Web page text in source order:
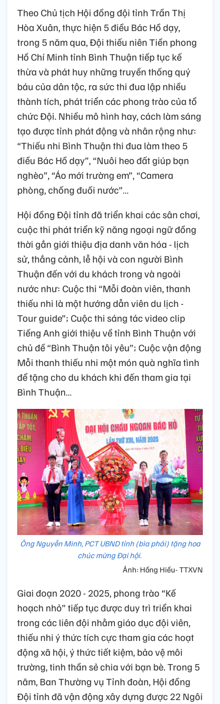
Theo Chủ tịch Hội đồng đội tỉnh Trần Thị
Hòa Xuân, thực hiện 5 điều Bác Hồ dạy,
trong 5 năm qua, Đội thiếu niên Tiền phong
Hồ Chí Minh tỉnh Bình Thuận tiếp tục kế
thừa và phát huy những truyền thống quý
báu của dân tộc, ra sức thi đua lập nhiều
thành tích, phát triển các phong trào của tổ
chức Đội. Nhiều mô hình hay, cách làm sáng
tạo được tỉnh phát động và nhân rộng như:
“Thiếu nhi Bình Thuận thi đua làm theo 5
điều Bác Hồ dạy”, “Nuôi heo đất giúp bạn
nghèo”, “Áo mới trường em”, “Camera
phòng, chống đuối nước”…
Hội đồng Đội tỉnh đã triển khai các sân chơi,
cuộc thi phát triển kỹ năng ngoại ngữ đồng
thời gắn giới thiệu địa danh văn hóa - lịch
sử, thắng cảnh, lễ hội và con người Bình
Thuận đến với du khách trong và ngoài
nước như: Cuộc thi “Mỗi đoàn viên, thanh
thiếu nhi là một hướng dẫn viên du lịch -
Tour guide”; Cuộc thi sáng tác video clip
Tiếng Anh giới thiệu về tỉnh Bình Thuận với
chủ đề “Bình Thuận tôi yêu”; Cuộc vận động
Mỗi thanh thiếu nhi một món quà nghĩa tình
để tặng cho du khách khi đến tham gia tại
Bình Thuận…
Ông Nguyễn Minh, PCT UBND tỉnh (bìa phải) tặng hoa
chúc mừng Đại hội.
Ảnh: Hồng Hiếu- TTXVN
Giai đoạn 2020 - 2025, phong trào “Kế
hoạch nhỏ” tiếp tục được duy trì triển khai
trong các liên đội nhằm giáo dục đội viên,
thiếu nhi ý thức tích cực tham gia các hoạt
động xã hội, ý thức tiết kiệm, bảo vệ môi
trường, tinh thần sẻ chia với bạn bè. Trong 5
năm, Ban Thường vụ Tỉnh đoàn, Hội đồng
Đội tỉnh đã vận động xây dựng được 22 Ngôi